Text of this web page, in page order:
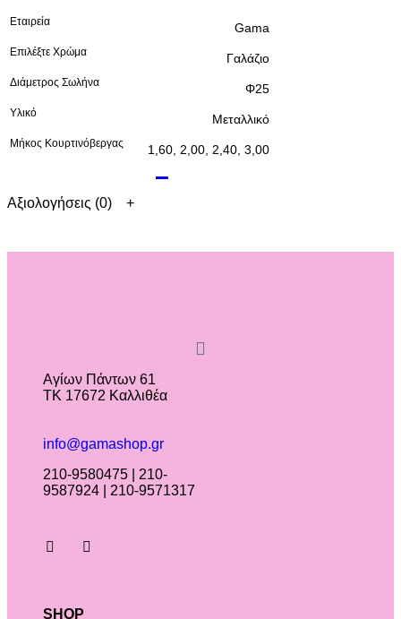
Εταιρεία Gama
Επιλέξτε Χρώμα Γαλάζιο
Διάμετρος Σωλήνα Φ25
Υλικό Μεταλλικό
Μήκος Κουρτινόβεργας 1,60, 2,00, 2,40, 3,00
Αξιολογήσεις (0)
Αγίων Πάντων 61
ΤΚ 17672 Καλλιθέα
info@gamashop.gr
210-9580475 | 210-
9587924 | 210-9571317
SHOP